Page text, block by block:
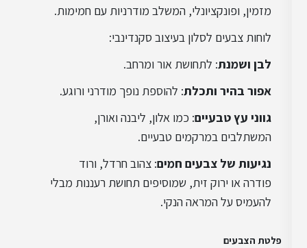
מזמין, ופונקציונלי, המשלב מודרניות עם חמימות.
לוחות צבעים לסלון בעיצוב סקנדינבי:
לבן ושמנת: לתחושת אור ומרחב.
אפור בהיר ותכלת: להוספת נופך מודרני ורוגע.
גווני עץ טבעיים: כמו אלון, ליבנה ואורן,
המשתלבים במרקמים טבעיים.
נגיעות של צבעים חמים: צהוב חרדל, ורוד
פודרה או ירוק זית, שמוסיפים תחושת רעננות מבלי
להעמיס על המראה הנקי.
פלטת הצבעים